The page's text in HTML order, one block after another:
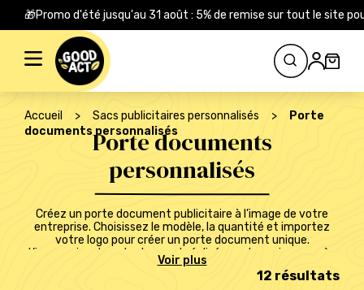
🎁Promo d'été jusqu'au 31 août : 5% de remise sur tout le site
Rechercher :
Accueil > Sacs publicitaires personnalisés >
Porte
documents personnalisés
Porte documents
personnalisés
Créez un porte document publicitaire à l’image de votre
entreprise. Choisissez le modèle, la quantité et importez
votre logo pour créer un porte document unique.
L’impression de votre logo est réalisée quelques jours après
votre commande.
12 résultats